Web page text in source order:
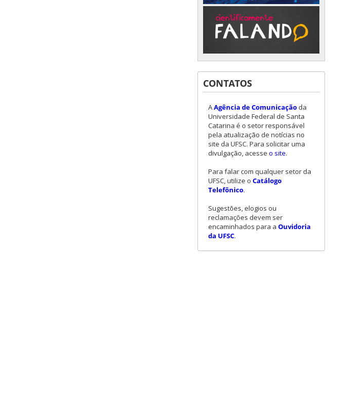
CONTATOS
AAgência de Comunicação da
Universidade Federal de Santa
Catarina é o setor responsável
pela atualização de notícias no
site da UFSC. Para solicitar uma
divulgação, acesse o site.
Para falar com qualquer setor da
UFSC, utilize o Catálogo
Telefônico.
Sugestões, elogios ou
reclamações devem ser
encaminhados para a Ouvidoria
da UFSC.